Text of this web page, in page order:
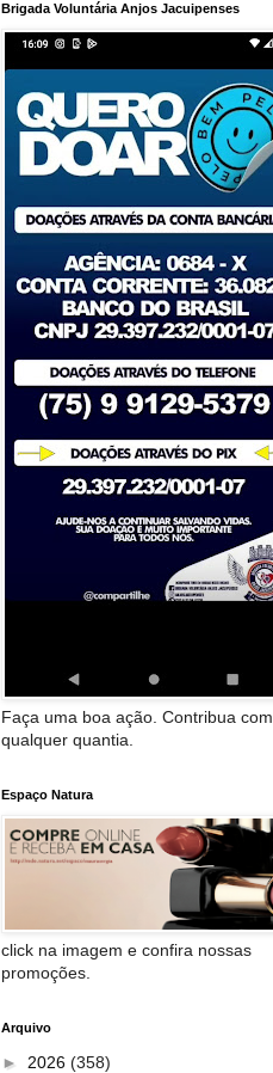
Brigada Voluntária Anjos Jacuipenses
Faça uma boa ação. Contribua com
qualquer quantia.
Espaço Natura
click na imagem e confira nossas
promoções.
Arquivo
► 2026 (358)